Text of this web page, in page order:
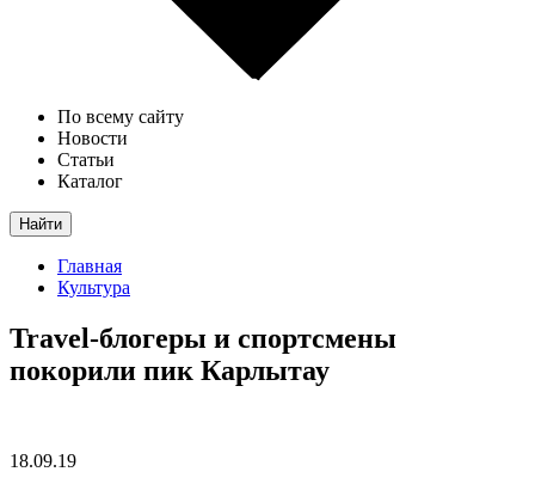
По всему сайту
Новости
Статьи
Каталог
Найти
Главная
Культура
Travel-блогеры и спортсмены
покорили пик Карлытау
18.09.19